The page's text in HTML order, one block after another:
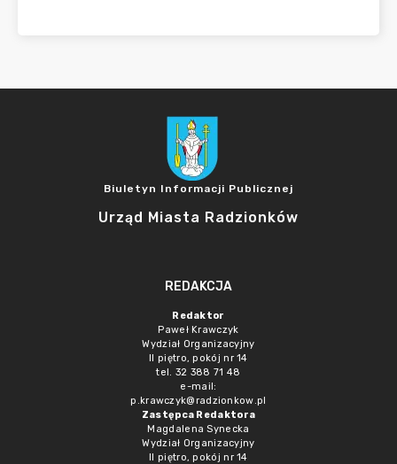
Biuletyn Informacji Publicznej
Urząd Miasta Radzionków
REDAKCJA
Redaktor
Paweł Krawczyk
Wydział Organizacyjny
II piętro, pokój nr 14
tel. 32 388 71 48
e-mail:
p.krawczyk@radzionkow.pl
Zastępca Redaktora
Magdalena Synecka
Wydział Organizacyjny
II piętro, pokój nr 14